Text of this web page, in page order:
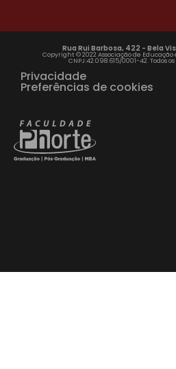
Rua Rui Barbosa, 422 - Bela
Copyright © 2022 Associação de Educação
CNPJ:42.098.615/0001-42. Todos
Privacidade
Preferências de cookies